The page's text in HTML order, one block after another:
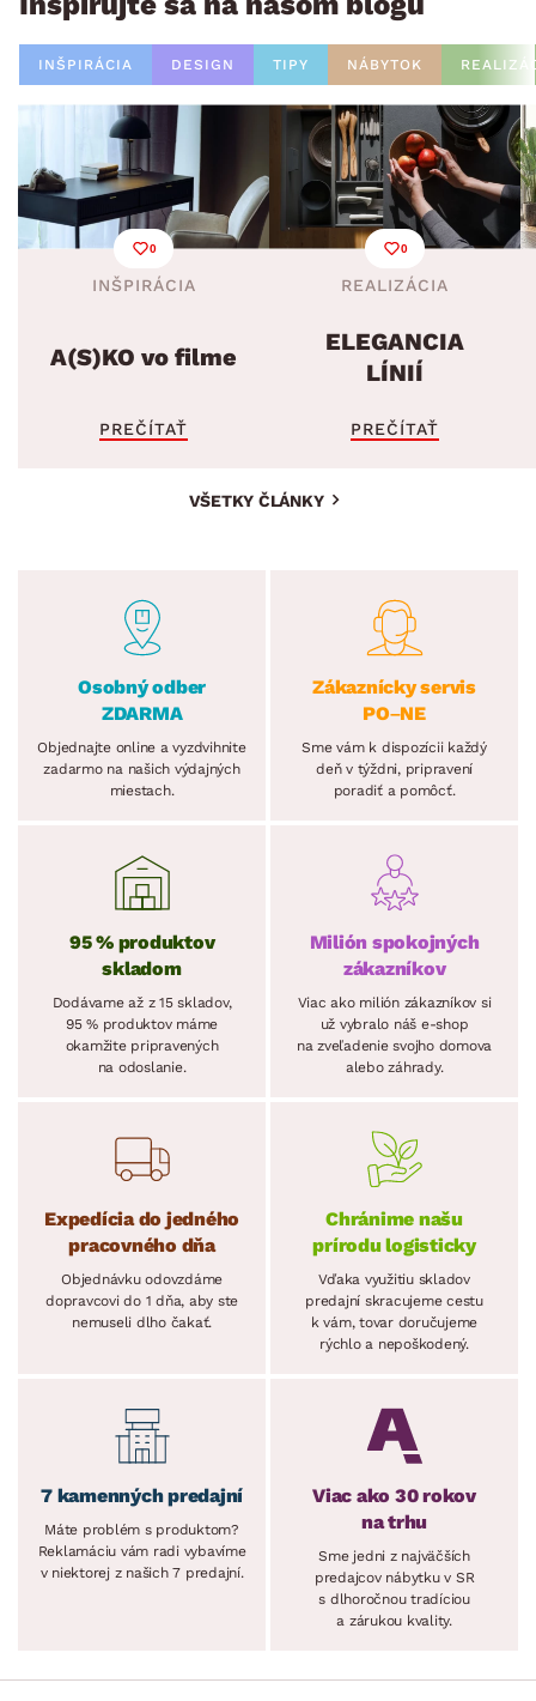
INŠPIRÁCIA DESIGN TIPY NÁBYTOK
0
INŠPIRÁCIA
A(S)KO vo filme
PREČÍTAŤ
0
REALIZÁCIA
ELEGANCIA
LÍNIÍ
PREČÍTAŤ
VŠETKY ČLÁNKY
Osobný odber
ZDARMA
Objednajte online a vyzdvihnite
zadarmo na našich výdajných
miestach.
Zákaznícky servis
PO–NE
Sme vám k dispozícii každý
deň v týždni, pripravení
poradiť a pomôcť.
95 % produktov
skladom
Dodávame až z 15 skladov,
95 % produktov máme
okamžite pripravených
na odoslanie.
Milión spokojných
zákazníkov
Viac ako milión zákazníkov si
už vybralo náš e-shop
na zveľadenie svojho domova
alebo záhrady.
Expedícia do jedného
pracovného dňa
Objednávku odovzdáme
dopravcovi do 1 dňa, aby ste
nemuseli dlho čakať.
Chránime našu
prírodu logisticky
Vďaka využitiu skladov
predajní skracujeme cestu
k vám, tovar doručujeme
rýchlo a nepoškodený.
7 kamenných predajní
Máte problém s produktom?
Reklamáciu vám radi vybavíme
v niektorej z našich 7 predajní.
Viac ako 30 rokov
na trhu
Sme jedni z najväčších
predajcov nábytku v SR
s dlhoročnou tradíciou
a zárukou kvality.